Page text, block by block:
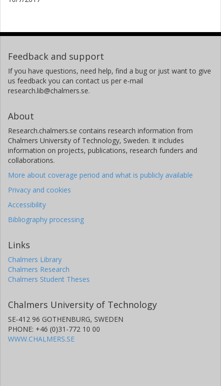
Feedback and support
If you have questions, need help, find a bug or just want to give
us feedback you can contact us per e-mail
research.lib@chalmers.se.
About
Research.chalmers.se contains research information from
Chalmers University of Technology, Sweden. It includes
information on projects, publications, research funders and
collaborations.
More about coverage period and what is publicly available
Privacy and cookies
Accessibility
Bibliography processing
Links
Chalmers Library
Chalmers Research
Chalmers Student Theses
Chalmers University of Technology
SE-412 96 GOTHENBURG, SWEDEN
PHONE: +46 (0)31-772 10 00
WWW.CHALMERS.SE